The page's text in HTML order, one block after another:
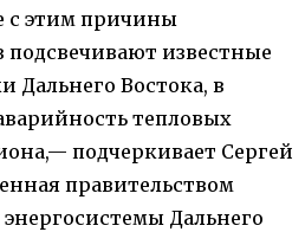
с этим причины
подсвечивают известные
Дальнего Востока, в
тепловых
подчеркивает Сергей
правительством
Дальнего